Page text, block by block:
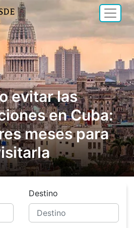
evitar las
en Cuba:
meses para
Destino